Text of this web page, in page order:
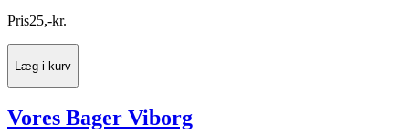
Pris25,-kr.
Læg i kurv
Vores Bager Viborg